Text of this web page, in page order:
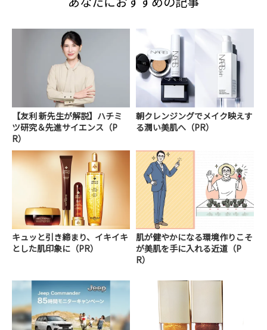
【友利 新先生が解説】ハチミ
ツ研究＆先進サイエンス（P
R）
朝クレンジングでメイク映えす
る潤い美肌へ（PR）
キュッと引き締まり、イキイキ
とした肌印象に（PR）
肌が健やかになる環境作りこそ
が美肌を手に入れる近道（P
R）